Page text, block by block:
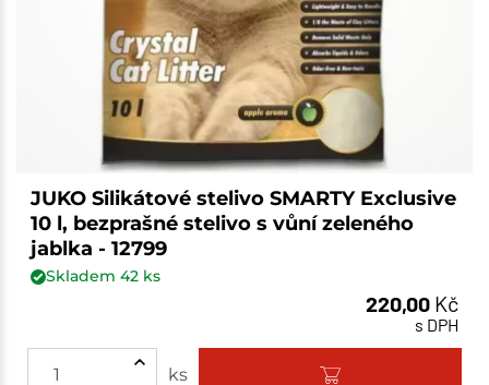
JUKO Silikátové stelivo SMARTY Exclusive
10 l, bezprašné stelivo s vůní zeleného
jablka - 12799
Skladem 42ks
220,00 Kč
s DPH
ks